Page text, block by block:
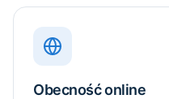
Obecność online